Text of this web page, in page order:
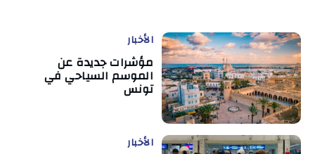
الأخبار
مؤشرات جديدة عن
الموسم السياحي في
تونس
الأخبار